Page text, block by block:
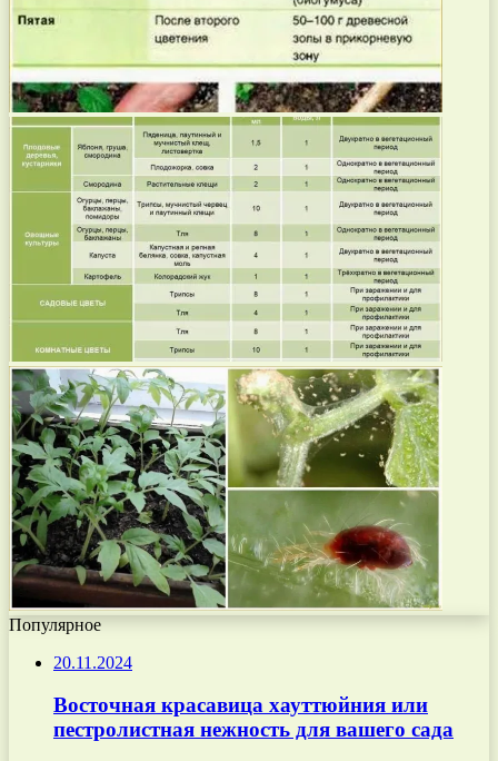
Популярное
20.11.2024
Восточная красавица хауттюйния или
пестролистная нежность для вашего сада